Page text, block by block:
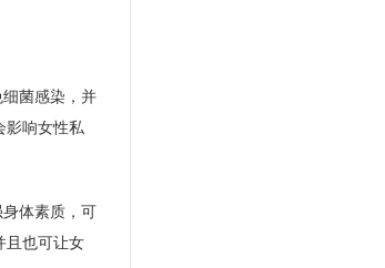
菌感染，并
影响女性私
体素质，可
且也可让女